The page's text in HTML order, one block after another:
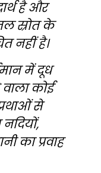
है और
स्रोत के
नहीं है।
में दूध
कोई
से
का प्रवाह